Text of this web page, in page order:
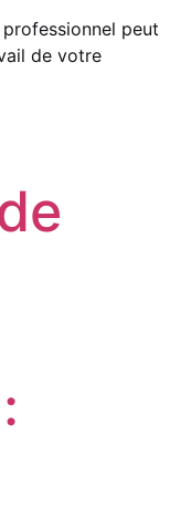
peut
de votre